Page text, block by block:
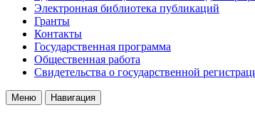
Электронная библиотека публикаций
Гранты
Контакты
Государственная программа
Общественная работа
Свидетельства о государственной
Меню Навигация